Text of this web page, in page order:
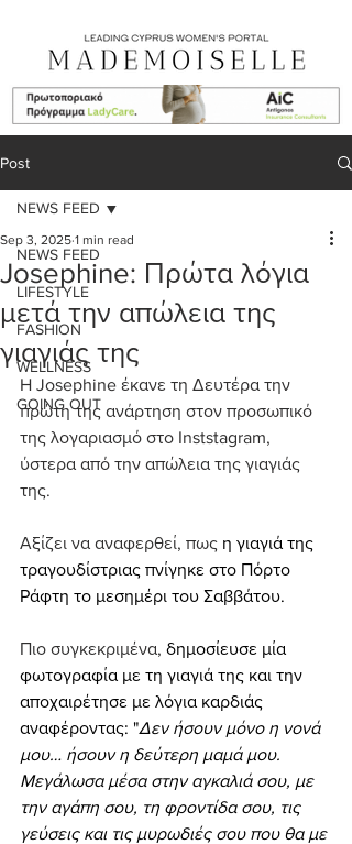
Post
NEWS FEED
LIFESTYLE
FASHION
WELLNESS
GOING OUT
NEWS FEED
Josephine: Πρώτα λόγια
μετά την απώλεια της
γιαγιάς της
Sep 3, 2025 1 min read
H Josephine έκανε τη Δευτέρα την
πρώτη της ανάρτηση στον προσωπικό
της λογαριασμό στο Inststagram,
ύστερα από την απώλεια της γιαγιάς
της.
Αξίζει να αναφερθεί, πως η γιαγιά της
τραγουδίστριας πνίγηκε στο Πόρτο
Ράφτη το μεσημέρι του Σαββάτου.
Πιο συγκεκριμένα, δημοσίευσε μία
φωτογραφία με τη γιαγιά της και την
αποχαιρέτησε με λόγια καρδιάς
αναφέροντας: "Δεν ήσουν μόνο η νονά
μου… ήσουν η δεύτερη μαμά μου.
Μεγάλωσα μέσα στην αγκαλιά σου, με
την αγάπη σου, τη φροντίδα σου, τις
γεύσεις και τις μυρωδιές σου που θα με